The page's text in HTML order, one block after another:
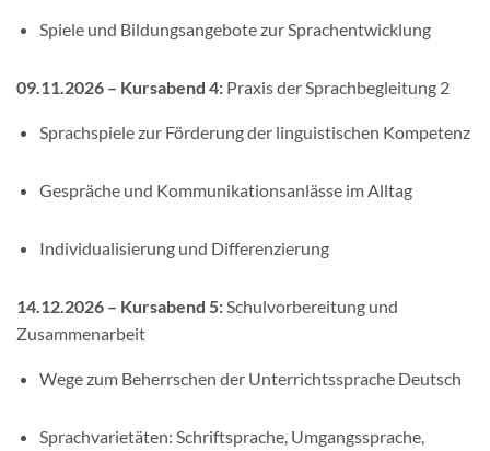
Spiele und Bildungsangebote zur Sprachentwicklung
09.11.2026 – Kursabend 4: Praxis der Sprachbegleitung 2
Sprachspiele zur Förderung der linguistischen Kompetenz
Gespräche und Kommunikationsanlässe im Alltag
Individualisierung und Differenzierung
14.12.2026 – Kursabend 5: Schulvorbereitung und
Zusammenarbeit
Wege zum Beherrschen der Unterrichtssprache Deutsch
Sprachvarietäten: Schriftsprache, Umgangssprache,